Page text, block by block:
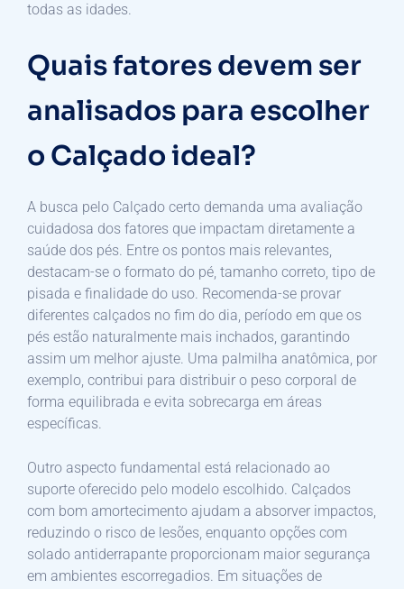
todas as idades.
Quais fatores devem ser
analisados para escolher
o Calçado ideal?
A busca pelo Calçado certo demanda uma avaliação
cuidadosa dos fatores que impactam diretamente a
saúde dos pés. Entre os pontos mais relevantes,
destacam-se o formato do pé, tamanho correto, tipo de
pisada e finalidade do uso. Recomenda-se provar
diferentes calçados no fim do dia, período em que os
pés estão naturalmente mais inchados, garantindo
assim um melhor ajuste. Uma palmilha anatômica, por
exemplo, contribui para distribuir o peso corporal de
forma equilibrada e evita sobrecarga em áreas
específicas.
Outro aspecto fundamental está relacionado ao
suporte oferecido pelo modelo escolhido. Calçados
com bom amortecimento ajudam a absorver impactos,
reduzindo o risco de lesões, enquanto opções com
solado antiderrapante proporcionam maior segurança
em ambientes escorregadios. Em situações de